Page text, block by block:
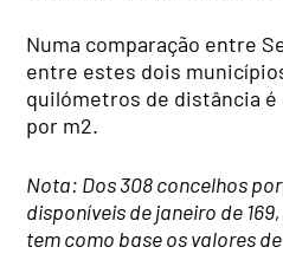
Numa comparação entre
entre estes dois
quilómetros de distância é
por m2.
Nota: Dos 308 concelhos
disponíveis de janeiro de
tem como base os valores